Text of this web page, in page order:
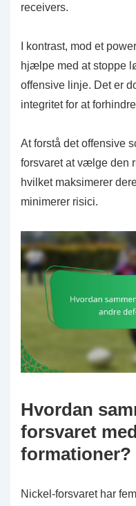
receivers.
I kontrast, mod et
hjælpe med at stoppe
offensive linje. Det er
integritet for at
At forstå det offensive
forsvaret at vælge den
hvilket maksimerer
minimerer risici.
Hvordan
forsvaret
formationer?
Nickel-forsvaret har